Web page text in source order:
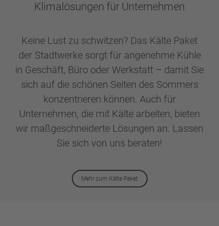
Klimalösungen für Unternehmen
Keine Lust zu schwitzen? Das Kälte Paket
der Stadtwerke sorgt für angenehme Kühle
in Geschäft, Büro oder Werkstatt – damit Sie
sich auf die schönen Seiten des Sommers
konzentrieren können. Auch für
Unternehmen, die mit Kälte arbeiten, bieten
wir maßgeschneiderte Lösungen an. Lassen
Sie sich von uns beraten!
Mehr zum Kälte Paket